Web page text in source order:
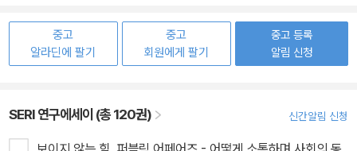
중고
알라딘에 팔기
중고
회원에게 팔기
중고 등록
알림 신청
SERI 연구에세이 (총 120권) 신간알림 신청